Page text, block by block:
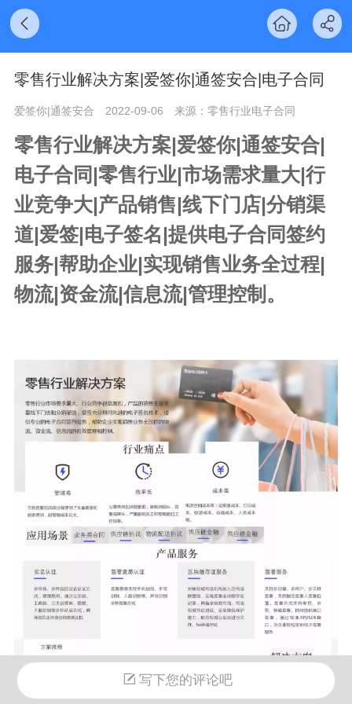
零售行业解决方案|爱签你|通签安合|电子合同
爱签你|通签安合 2022-09-06 来源：零售行业电子合同
零售行业解决方案|爱签你|通签安合|
电子合同|零售行业|市场需求量大|行
业竞争大|产品销售|线下门店|分销渠
道|爱签|电子签名|提供电子合同签约
服务|帮助企业|实现销售业务全过程|
物流|资金流|信息流|管理控制。
写下您的评论吧